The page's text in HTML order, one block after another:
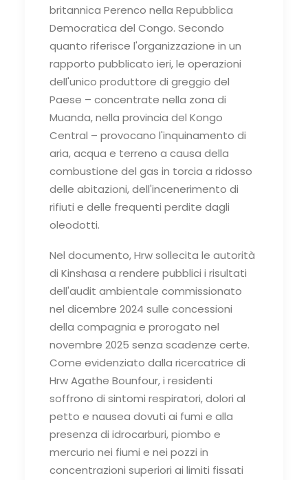
britannica Perenco nella Repubblica
Democratica del Congo. Secondo
quanto riferisce l'organizzazione in un
rapporto pubblicato ieri, le operazioni
dell'unico produttore di greggio del
Paese – concentrate nella zona di
Muanda, nella provincia del Kongo
Central – provocano l'inquinamento di
aria, acqua e terreno a causa della
combustione del gas in torcia a ridosso
delle abitazioni, dell'incenerimento di
rifiuti e delle frequenti perdite dagli
oleodotti.
Nel documento, Hrw sollecita le autorità
di Kinshasa a rendere pubblici i risultati
dell'audit ambientale commissionato
nel dicembre 2024 sulle concessioni
della compagnia e prorogato nel
novembre 2025 senza scadenze certe.
Come evidenziato dalla ricercatrice di
Hrw Agathe Bounfour, i residenti
soffrono di sintomi respiratori, dolori al
petto e nausea dovuti ai fumi e alla
presenza di idrocarburi, piombo e
mercurio nei fiumi e nei pozzi in
concentrazioni superiori ai limiti fissati